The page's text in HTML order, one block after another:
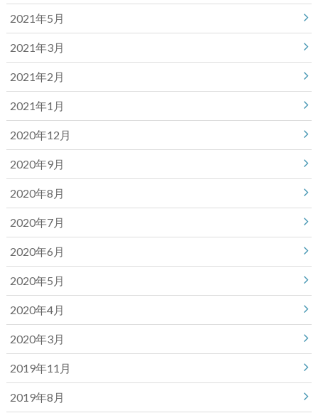
2021年5月
2021年3月
2021年2月
2021年1月
2020年12月
2020年9月
2020年8月
2020年7月
2020年6月
2020年5月
2020年4月
2020年3月
2019年11月
2019年8月